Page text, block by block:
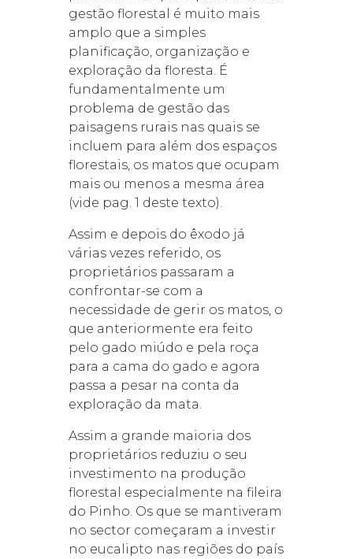
gestão florestal é muito mais
amplo que a simples
planificação, organização e
exploração da floresta. É
fundamentalmente um
problema de gestão das
paisagens rurais nas quais se
incluem para além dos espaços
florestais, os matos que ocupam
mais ou menos a mesma área
(vide pag. 1 deste texto).
Assim e depois do êxodo já
várias vezes referido, os
proprietários passaram a
confrontar-se com a
necessidade de gerir os matos, o
que anteriormente era feito
pelo gado miúdo e pela roça
para a cama do gado e agora
passa a pesar na conta da
exploração da mata.
Assim a grande maioria dos
proprietários reduziu o seu
investimento na produção
florestal especialmente na fileira
do Pinho. Os que se mantiveram
no sector começaram a investir
no eucalipto nas regiões do país